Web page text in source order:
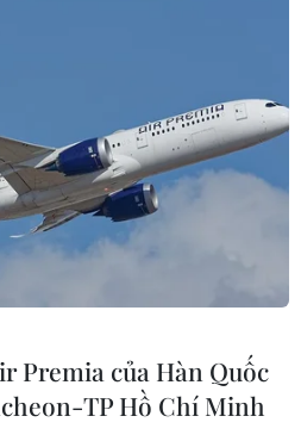
Premia của Hàn Quốc
TP Hồ Chí Minh